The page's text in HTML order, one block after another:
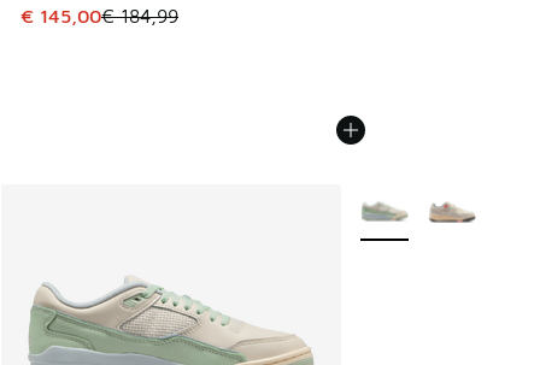
Dieser Artikel ist im Sale. Der Preis ist von € 184,99 auf €
€ 145,00€ 184,99
Weitere Farben